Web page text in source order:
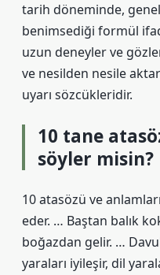
tarih döneminde,
benimsediği formül
uzun deneyler ve
ve nesilden nesile
uyarı sözcükleridir.
10 tane
söyler misin?
10 atasözü ve
eder. … Baştan balık
boğazdan gelir. …
yaraları iyileşir, dil